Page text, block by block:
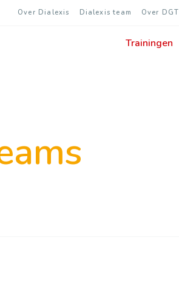
Over Dialexis Dialexis team Over DGT
Trainingen